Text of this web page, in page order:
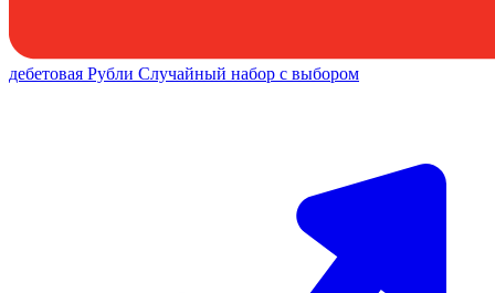
дебетовая Рубли Случайный набор с выбором